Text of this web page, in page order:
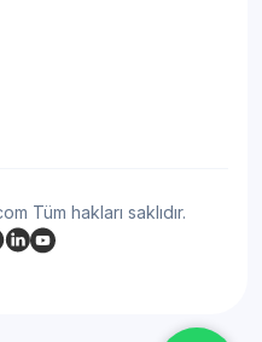
Tüm hakları saklıdır.